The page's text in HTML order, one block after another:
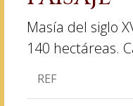
Masía del siglo
140 hectáreas.
REF